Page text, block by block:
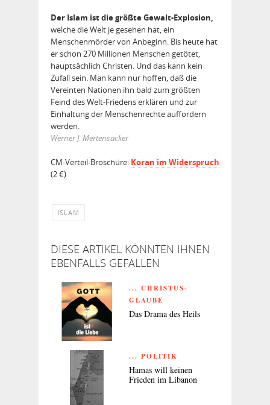
Der Islam ist die größte Gewalt-Explosion,
welche die Welt je gesehen hat, ein
Menschenmörder von Anbeginn. Bis heute hat
er schon 270 Millionen Menschen getötet,
hauptsächlich Christen. Und das kann kein
Zufall sein. Man kann nur hoffen, daß die
Vereinten Nationen ihn bald zum größten
Feind des Welt-Friedens erklären und zur
Einhaltung der Menschenrechte auffordern
werden.
Werner J. Mertensacker
CM-Verteil-Broschüre: Koran im Widerspruch
(2 €)
ISLAM
DIESE ARTIKEL KÖNNTEN IHNEN
EBENFALLS GEFALLEN
... CHRISTUS-
GLAUBE
Das Drama des Heils
... POLITIK
Hamas will keinen
Frieden im Libanon